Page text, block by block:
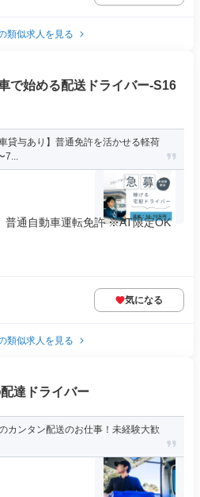
類似求人を見る
で始める配送ドライバー-S16
貸与あり】普通免許を活かせる軽荷
7...
普通自動車運転免許 ※AT限定OK
気になる
類似求人を見る
達ドライバー
カンタン配送のお仕事！未経験大歓